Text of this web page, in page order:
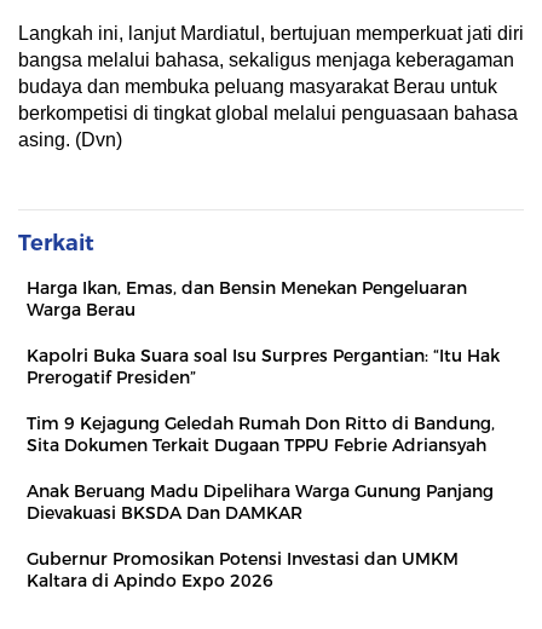
Langkah ini, lanjut Mardiatul, bertujuan memperkuat jati diri
bangsa melalui bahasa, sekaligus menjaga keberagaman
budaya dan membuka peluang masyarakat Berau untuk
berkompetisi di tingkat global melalui penguasaan bahasa
asing. (Dvn)
Terkait
Harga Ikan, Emas, dan Bensin Menekan Pengeluaran
Warga Berau
Kapolri Buka Suara soal Isu Surpres Pergantian: “Itu Hak
Prerogatif Presiden”
Tim 9 Kejagung Geledah Rumah Don Ritto di Bandung,
Sita Dokumen Terkait Dugaan TPPU Febrie Adriansyah
Anak Beruang Madu Dipelihara Warga Gunung Panjang
Dievakuasi BKSDA Dan DAMKAR
Gubernur Promosikan Potensi Investasi dan UMKM
Kaltara di Apindo Expo 2026